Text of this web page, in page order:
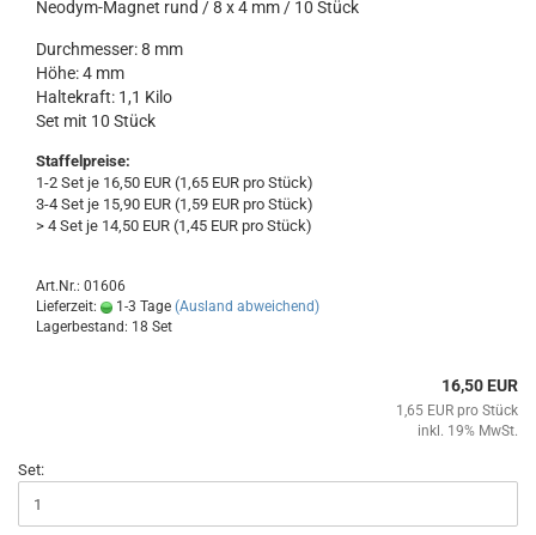
Neodym-Magnet rund / 8 x 4 mm / 10 Stück
Durchmesser: 8 mm
Höhe: 4 mm
Haltekraft: 1,1 Kilo
Set mit 10 Stück
Staffelpreise:
1-2 Set je 16,50 EUR (1,65 EUR pro Stück)
3-4 Set je 15,90 EUR (1,59 EUR pro Stück)
> 4 Set je 14,50 EUR (1,45 EUR pro Stück)
Art.Nr.: 01606
Lieferzeit:
1-3 Tage (Ausland abweichend)
Lagerbestand: 18 Set
16,50 EUR
1,65 EUR pro Stück
inkl. 19% MwSt.
Set: